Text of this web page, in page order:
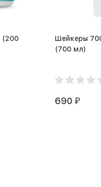
Шейкеры
(700 мл)
690 ₽